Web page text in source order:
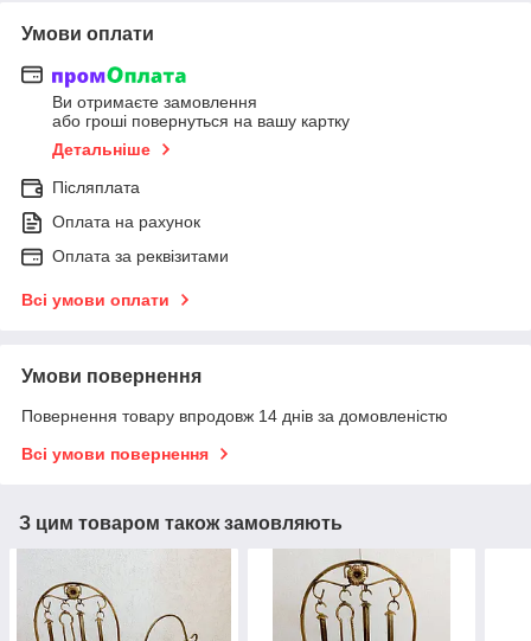
Умови оплати
Ви отримаєте замовлення
або гроші повернуться на вашу картку
Детальніше
Післяплата
Оплата на рахунок
Оплата за реквізитами
Всі умови оплати
Умови повернення
Повернення товару впродовж 14 днів за домовленістю
Всі умови повернення
З цим товаром також замовляють